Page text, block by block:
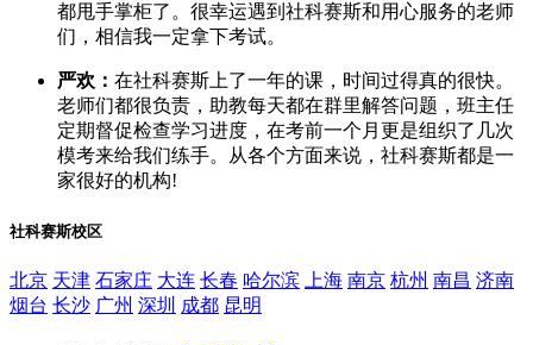
都甩手掌柜了。很幸运遇到社科赛斯和用心服务的老师
们，相信我一定拿下考试。
严欢： 在社科赛斯上了一年的课，时间过得真的很快。
老师们都很负责，助教每天都在群里解答问题，班主任
定期督促检查学习进度，在考前一个月更是组织了几次
模考来给我们练手。从各个方面来说，社科赛斯都是一
家很好的机构!
社科赛斯校区
北京 天津 石家庄 大连 长春 哈尔滨 上海 南京 杭州 南昌 济南
烟台 长沙 广州 深圳 成都 昆明